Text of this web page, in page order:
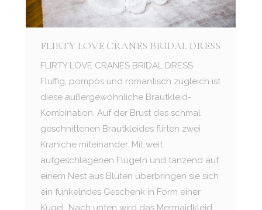
FLIRTY LOVE CRANES BRIDAL DRESS
FLIRTY LOVE CRANES BRIDAL DRESS
Fluffig, pompös und romantisch zugleich ist
diese außergewöhnliche Brautkleid-
Kombination. Auf der Brust des schmal
geschnittenen Brautkleides flirten zwei
Kraniche miteinander. Mit weit
aufgeschlagenen Flügeln und tanzend auf
einem Nest aus Blüten überbringen sie sich
ein funkelndes Geschenk in Form einer
Kugel. Nach unten wird das Mermaidkleid